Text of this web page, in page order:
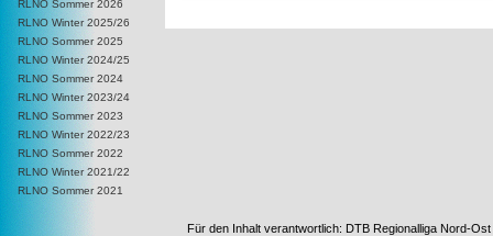
RLNO Sommer 2026
RLNO Winter 2025/26
RLNO Sommer 2025
RLNO Winter 2024/25
RLNO Sommer 2024
RLNO Winter 2023/24
RLNO Sommer 2023
RLNO Winter 2022/23
RLNO Sommer 2022
RLNO Winter 2021/22
RLNO Sommer 2021
Für den Inhalt verantwortlich: DTB Regionalliga Nord-